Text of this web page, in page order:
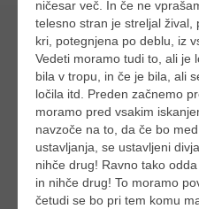
ničesar več. In če ne
telesno stran je streljal žival,
kri, potegnjena po deblu, iz
Vedeti moramo tudi to, ali je
bila v tropu, in če je bila, ali
ločila itd. Preden začnemo
moramo pred vsakim
navzoče na to, da če bo
ustavljanja, se ustavljeni
nihče drug! Ravno tako
in nihče drug! To moramo
četudi se bo pri tem komu